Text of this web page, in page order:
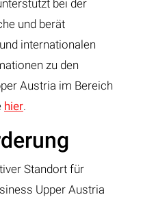
bei der
und berät
internationalen
zu den
Austria im Bereich
hier.
Standort für
Upper Austria